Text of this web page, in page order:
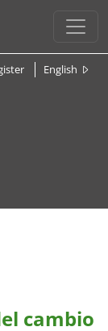
English
cambio